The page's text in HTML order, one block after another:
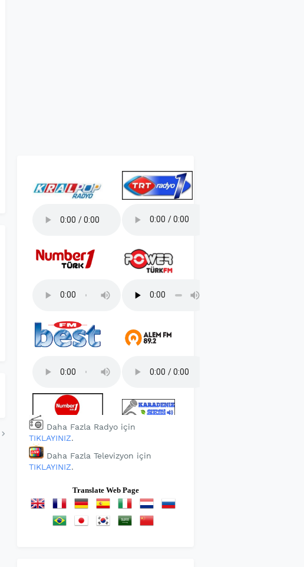
Daha Fazla Radyo için
TIKLAYINIZ.
Daha Fazla Televizyon için
TIKLAYINIZ.
Translate Web Page